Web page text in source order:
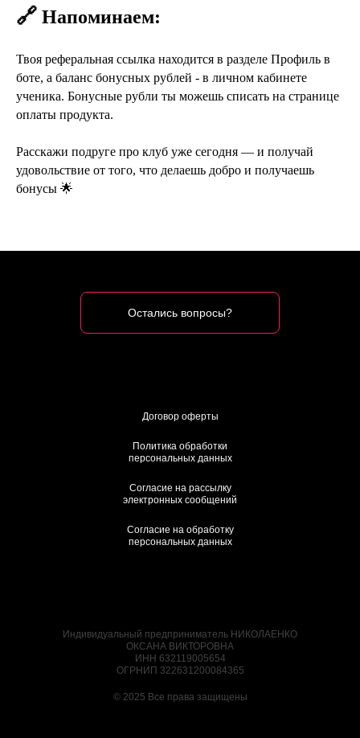
🔗 Напоминаем:
Твоя реферальная ссылка находится в разделе Профиль в
боте, а баланс бонусных рублей - в личном кабинете
ученика. Бонусные рубли ты можешь списать на странице
оплаты продукта.
Расскажи подруге про клуб уже сегодня — и получай
удовольствие от того, что делаешь добро и получаешь
бонусы 🌟
Остались вопросы?
Договор оферты
Политика обработки
персональных данных
Согласие на рассылку
электронных сообщений
Индивидуальный предприниматель НИКОЛАЕНКО
ОКСАНА ВИКТОРОВНА
ИНН 632119005654
ОГРНИП 322631200084365
© 2025 Все права защищены
Согласие на обработку
персональных данных